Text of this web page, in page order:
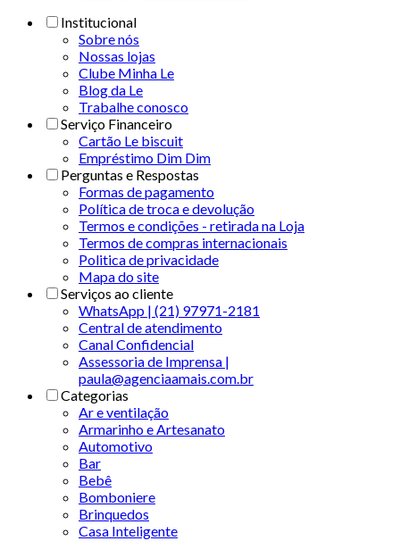
Institucional
Sobre nós
Nossas lojas
Clube Minha Le
Blog da Le
Trabalhe conosco
Serviço Financeiro
Cartão Le biscuit
Empréstimo Dim Dim
Perguntas e Respostas
Formas de pagamento
Política de troca e devolução
Termos e condições - retirada na Loja
Termos de compras internacionais
Politica de privacidade
Mapa do site
Serviços ao cliente
WhatsApp | (21) 97971-2181
Central de atendimento
Canal Confidencial
Assessoria de Imprensa |
paula@agenciaamais.com.br
Categorias
Ar e ventilação
Armarinho e Artesanato
Automotivo
Bar
Bebê
Bomboniere
Brinquedos
Casa Inteligente